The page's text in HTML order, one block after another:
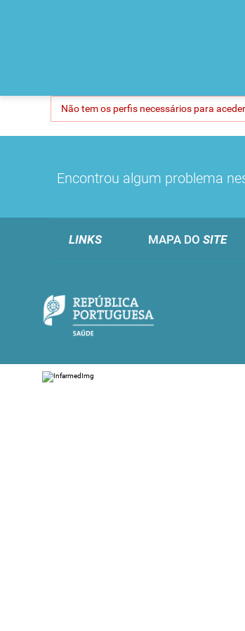
Não tem os perfis necessários para
Encontrou algum problema
LINKS MAPA DO SITE